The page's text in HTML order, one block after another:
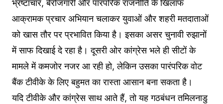
भ्रष्टाचार, बेरोजगारी और पारंपरिक राजनीति के खिलाफ
आक्रामक प्रचार अभियान चलाकर युवाओं और शहरी मतदाताओं
को खास तौर पर प्रभावित किया है। इसका असर चुनावी रुझानों
में साफ दिखाई दे रहा है। दूसरी ओर कांग्रेस भले ही सीटों के
मामले में कमजोर नजर आ रही हो, लेकिन उसका पारंपरिक वोट
बैंक टीवीके के लिए बहुमत का रास्ता आसान बना सकता है।
यदि टीवीके और कांग्रेस साथ आते हैं, तो यह गठबंधन तमिलनाडु